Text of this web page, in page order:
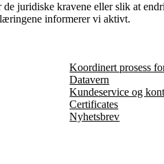
juridiske kravene eller slik at
informerer vi aktivt.
Koordinert prosess
Datavern
Kundeservice og
Certificates
Nyhetsbrev